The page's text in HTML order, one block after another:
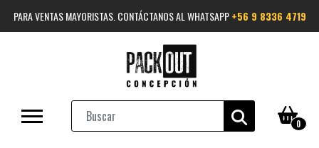
PARA VENTAS MAYORISTAS. CONTÁCTANOS AL WHATSAPP+56 9 8336 4719
0